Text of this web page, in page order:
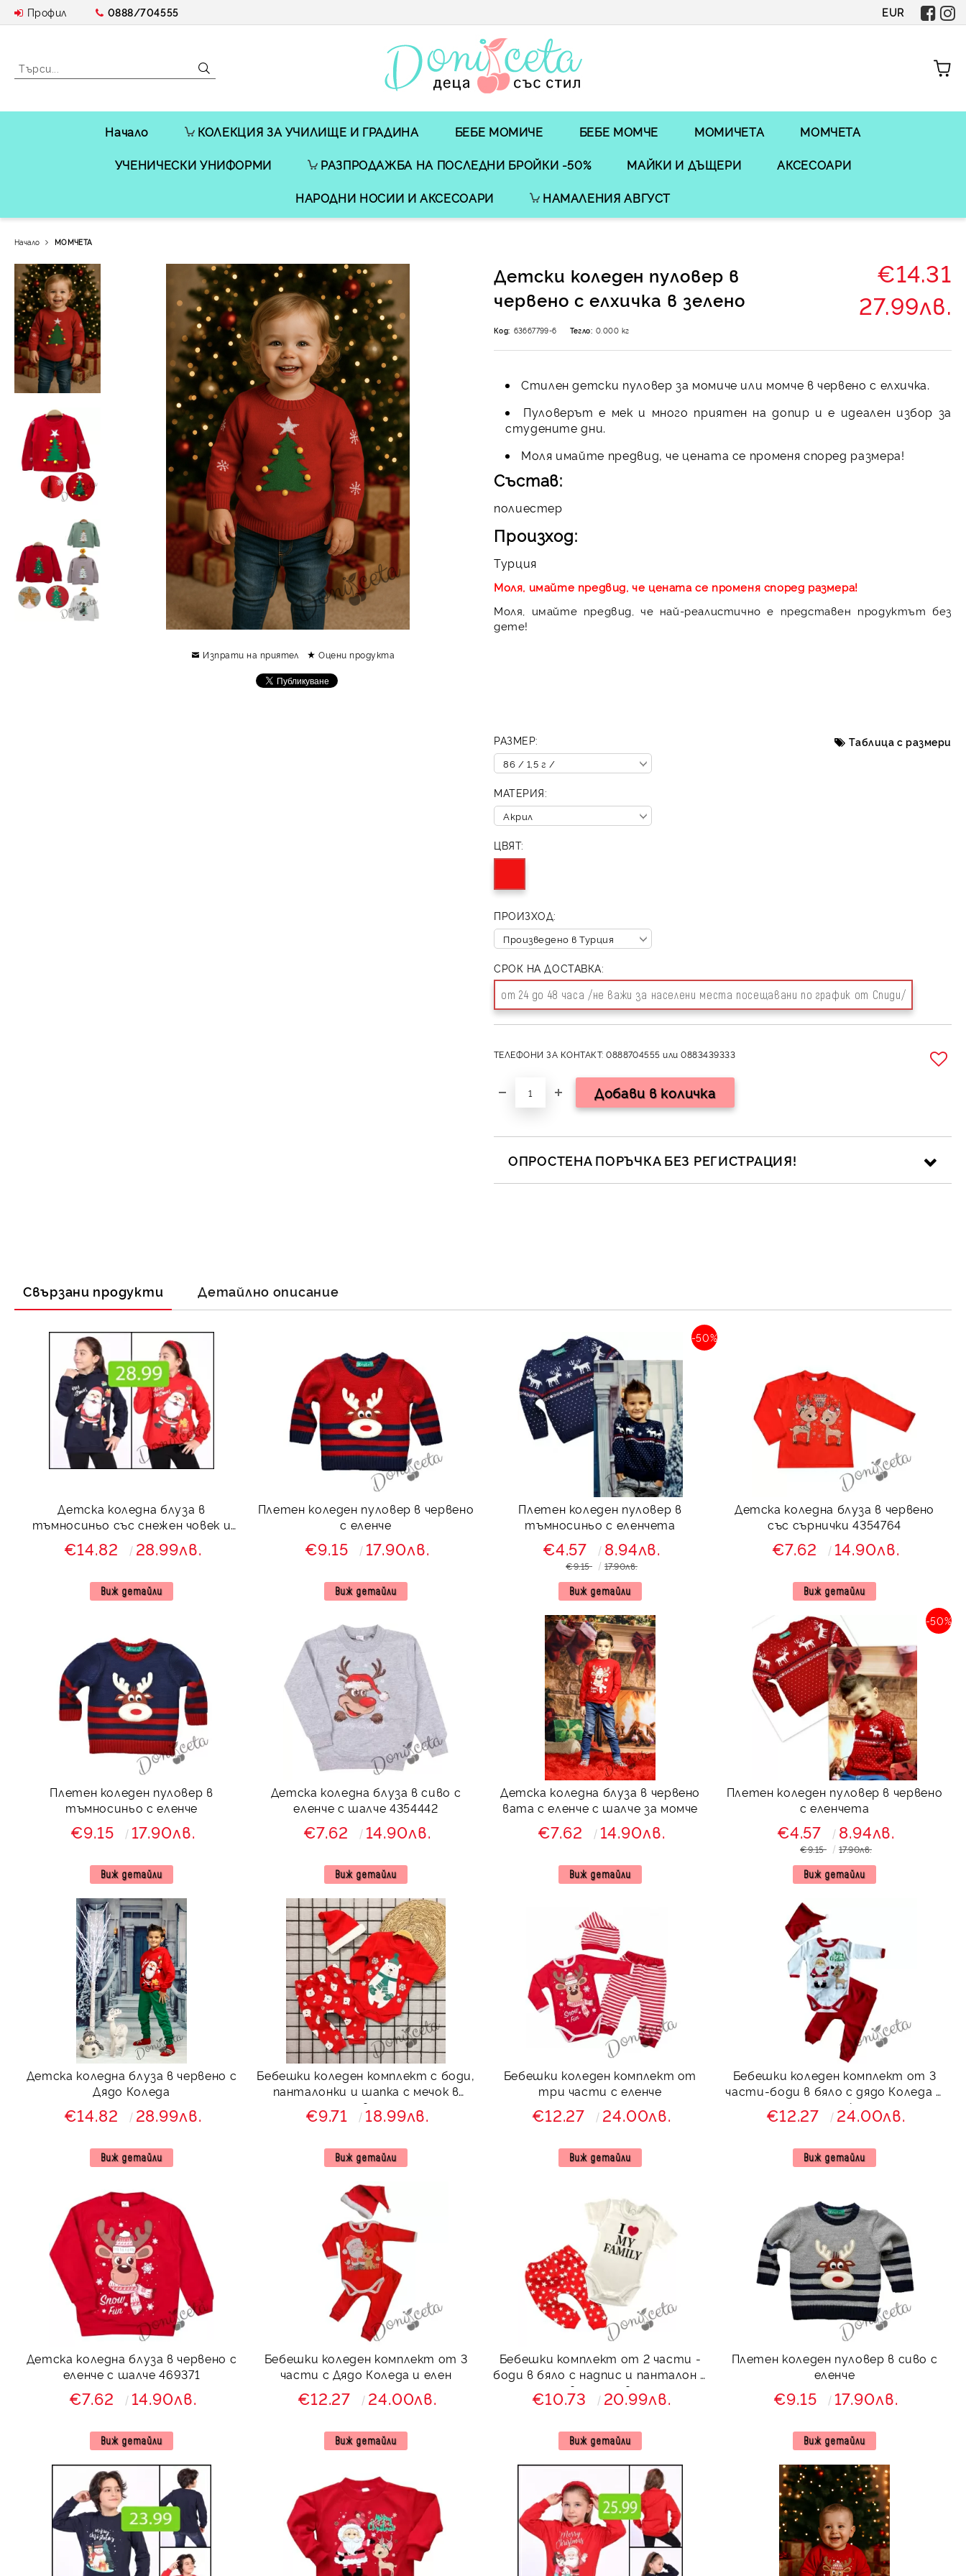
Профил 0888/704555 EUR
Начало КОЛЕКЦИЯ ЗА УЧИЛИЩЕ И ГРАДИНА БЕБЕ МОМИЧЕ БЕБЕ МОМЧЕ МОМИЧЕТА МОМЧЕТА
УЧЕНИЧЕСКИ УНИФОРМИ РАЗПРОДАЖБА НА ПОСЛЕДНИ БРОЙКИ -50% МАЙКИ И ДЪЩЕРИ АКСЕСОАРИ
НАРОДНИ НОСИИ И АКСЕСОАРИ НАМАЛЕНИЯ АВГУСТ
Начало МОМЧЕТА
Детски коледен пуловер в
червено с елхичка в зелено
€14.31
27.99лв.
Код: 63667799-6 Тегло: 0.000 кг
Стилен детски пуловер за момиче или момче в червено с елхичка.
Пуловерът е мек и много приятен на допир и е идеален избор за
студените дни.
Моля имайте предвид, че цената се променя според размера!
Състав:
полиестер
Произход:
Турция
Моля, имайте предвид, че цената се променя според размера!
Моля, имайте предвид, че най-реалистично е представен продуктът без
дете!
РАЗМЕР: Таблица с размери
МАТЕРИЯ:
ЦВЯТ:
ПРОИЗХОД:
СРОК НА ДОСТАВКА:
от 24 до 48 часа /не важи за населени места посещавани по график от Спиди/
ТЕЛЕФОНИ ЗА КОНТАКТ: 0888704555 или 0883439333
ОПРОСТЕНА ПОРЪЧКА БЕЗ РЕГИСТРАЦИЯ!
Изпрати на приятел Оцени продукта
Свързани продукти Детайлно описание
Детска коледна блуза в
тъмносиньо със снежен човек и
надпис
€14.82 28.99лв.
Виж детайли
Плетен коледен пуловер в червено
с еленче
€9.15 17.90лв.
Виж детайли
Плетен коледен пуловер в
тъмносиньо с еленчета
-50%
€4.57 8.94лв.
€9.15 17.90лв.
Виж детайли
Детска коледна блуза в червено
със сърнички 4354764
€7.62 14.90лв.
Виж детайли
Плетен коледен пуловер в
тъмносиньо с еленче
€9.15 17.90лв.
Виж детайли
Детска коледна блуза в сиво с
еленче с шалче 4354442
€7.62 14.90лв.
Виж детайли
Детска коледна блуза в червено
вата с еленче с шалче за момче
€7.62 14.90лв.
Виж детайли
Плетен коледен пуловер в червено
с еленчета
-50%
€4.57 8.94лв.
€9.15 17.90лв.
Виж детайли
Детска коледна блуза в червено с
Дядо Коледа
€14.82 28.99лв.
Виж детайли
Бебешки коледен комплект с боди,
панталонки и шапка с мечок в
червено
€9.71 18.99лв.
Виж детайли
Бебешки коледен комплект от
три части с еленче
€12.27 24.00лв.
Виж детайли
Бебешки коледен комплект от 3
части-боди в бяло с дядо Коледа и
сърничка
€12.27 24.00лв.
Виж детайли
Детска коледна блуза в червено с
еленче с шалче 469371
€7.62 14.90лв.
Виж детайли
Бебешки коледен комплект от 3
части с Дядо Коледа и елен
€12.27 24.00лв.
Виж детайли
Бебешки комплект от 2 части -
боди в бяло с надпис и панталон в
червено на звези
€10.73 20.99лв.
Виж детайли
Плетен коледен пуловер в сиво с
еленче
€9.15 17.90лв.
Виж детайли